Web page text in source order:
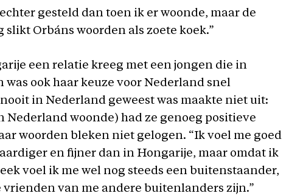
gesteld dan toen ik er woonde, maar de
Orbáns woorden als zoete koek.”
een relatie kreeg met een jongen die in
ook haar keuze voor Nederland snel
in Nederland geweest was maakte niet uit:
Nederland woonde) had ze genoeg positieve
woorden bleken niet gelogen. “Ik voel me goed
en fijner dan in Hongarije, maar omdat ik
voel ik me wel nog steeds een buitenstaander,
vrienden van me andere buitenlanders zijn.”